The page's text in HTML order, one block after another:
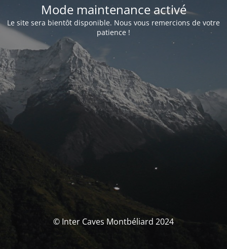
Mode maintenance activé
Le site sera bientôt disponible. Nous vous remercions de votre
patience !
© Inter Caves Montbéliard 2024